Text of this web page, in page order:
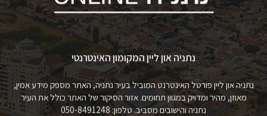
נתניה און ליין המקומון האינטרנטי
נתניה און ליין פורטל האינטרנט המוביל בעיר נתניה, האתר מספק מידע אמין,
מאוזן, מהיר ומדויק במגוון תחומים. אזור הסיקור של האתר כולל את העיר
נתניה והישובים מסביב. טלפון: 050-8491248